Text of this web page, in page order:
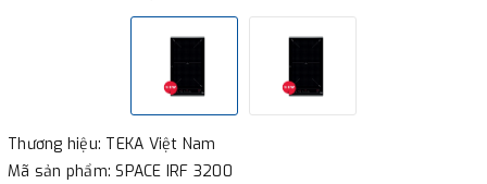
Thương hiệu: TEKA Việt Nam
Mã sản phẩm: SPACE IRF 3200